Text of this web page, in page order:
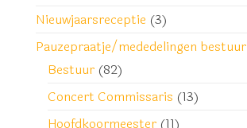
Nieuwjaarsreceptie (3)
Pauzepraatje/mededelingen bestuur
Bestuur (82)
Concert Commissaris (13)
Hoofdkoormeester (11)